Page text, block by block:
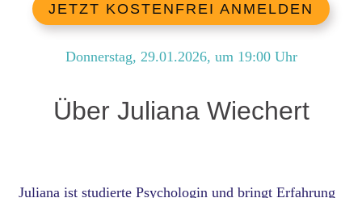
JETZT KOSTENFREI ANMELDEN
Donnerstag, 29.01.2026, um 19:00Uhr
Über Juliana Wiechert
Juliana ist studierte Psychologin und bringt Erfahrung